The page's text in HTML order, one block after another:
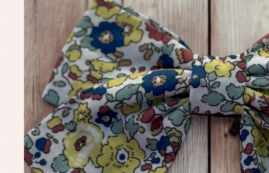
Complementos de bautizo
Conjuntos
Faldones de bautizo
Peleles y ranitas
Baberos
Blusas, camisas y jerseys